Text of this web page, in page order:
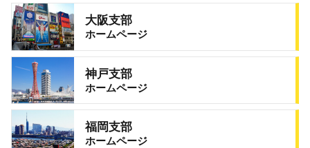
大阪支部
ホームページ
神戸支部
ホームページ
福岡支部
ホームページ